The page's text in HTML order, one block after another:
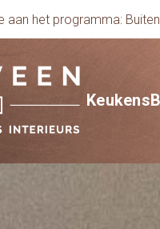
aan het programma:
Keukens